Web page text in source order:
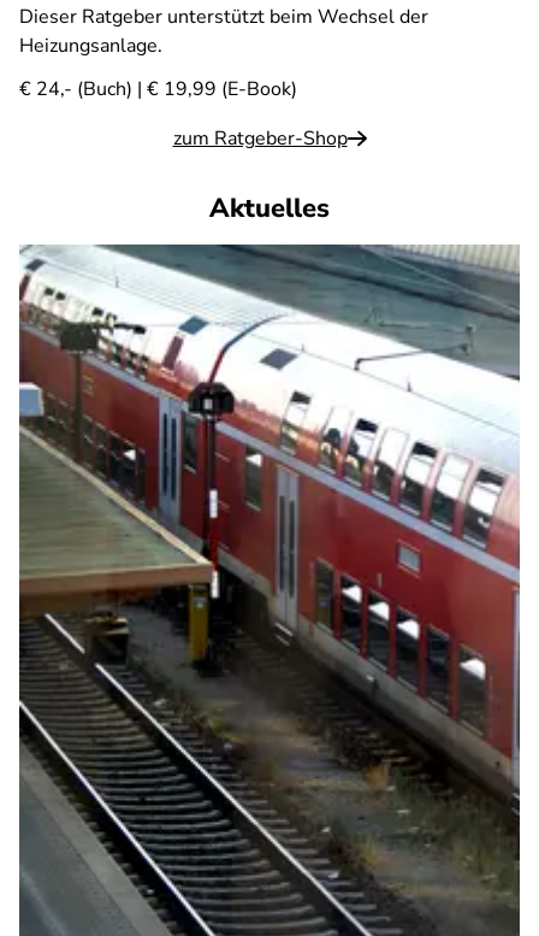
Dieser Ratgeber unterstützt beim Wechsel der
Heizungsanlage.
€ 24,- (Buch) | € 19,99 (E-Book)
zum Ratgeber-Shop
Aktuelles